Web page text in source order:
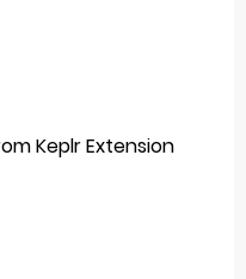
Keplr Extension